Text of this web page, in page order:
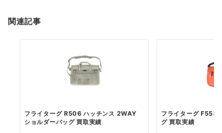
関連記事
フライターグ R506 ハッチンス 2WAY
ショルダーバッグ 買取実績
フライターグ F553
グ 買取実績